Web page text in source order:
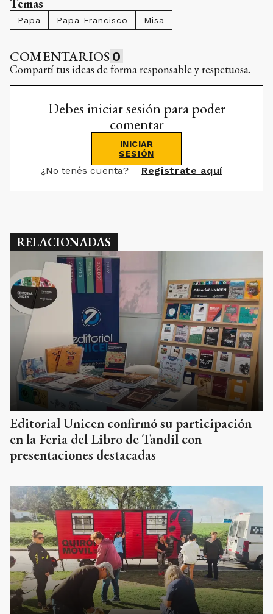
Temas
Papa Papa Francisco Misa
COMENTARIOS 0
Compartí tus ideas de forma responsable y respetuosa.
Debes iniciar sesión para poder
comentar
INICIAR
SESIÓN
¿No tenés cuenta? Registrate aquí
RELACIONADAS
Editorial Unicen confirmó su participación
en la Feria del Libro de Tandil con
presentaciones destacadas